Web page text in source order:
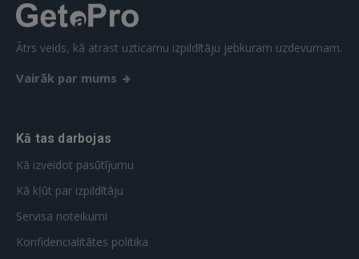
Aizmirsāt paroli?
FACEBOOK
Vēl neesat reģistrējies?
Ātrs veids, kā atrast uzticamu izpildītāju jebkuram uzdevumam.
Vairāk par mums
Kā tas darbojas
Kā izveidot pasūtījumu
Kā kļūt par izpildītāju
Servisa noteikumi
Konfidencialitātes politika